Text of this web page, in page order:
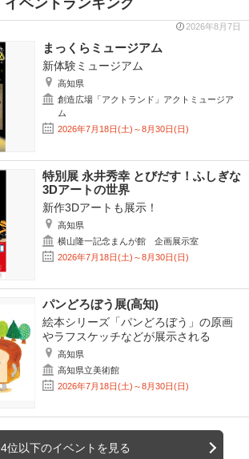
イベントランキング
2026年8月7日
まっくらミュージアム
新体験ミュージアム
高知県
創造広場「アクトランド」アクトミュージア
ム
2026年7月18日(土)～8月30日(日)
特別展 永井秀幸 とびだす！ふしぎな
3Dアートの世界
新作3Dアートも展示！
高知県
横山隆一記念まんが館 企画展示室
2026年7月18日(土)～8月30日(日)
パンどろぼう展(高知)
絵本シリーズ「パンどろぼう」の原画
やラフスケッチなどが展示される
高知県
高知県立美術館
2026年7月18日(土)～8月30日(日)
4位以下のイベントを見る